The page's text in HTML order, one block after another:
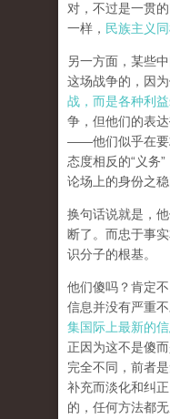
对，不过是一贯
一样， 民族主义
另一方面，某些
这场战争的，因为
战，而是各种利
争，但他们的表达
——他们似乎在要
态度相反的“义务
论场上的身份之稳
换句话说就是，
断了。而忠于事
识分子的根基。
他们傻吗？肯定
信息并没有严重不
集国际上最新的
正因为这不是傻
完全不同，前者
补充而淡化和纠
的，任何方法都